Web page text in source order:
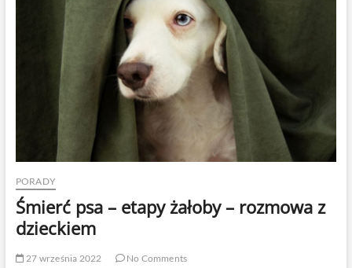
diety?
PORADY
Śmierć psa – etapy żałoby – rozmowa z
dzieckiem
27 września 2022 No Comments